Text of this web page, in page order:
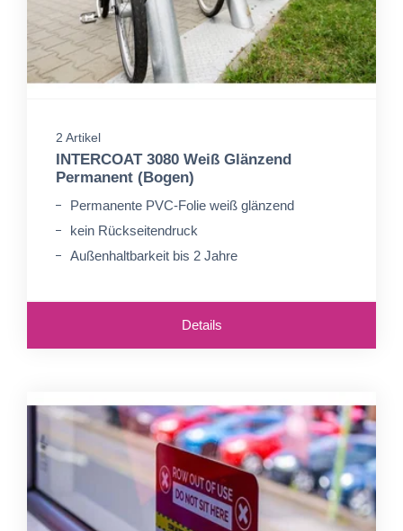
2 Artikel
INTERCOAT 3080 Weiß Glänzend
Permanent (Bogen)
Permanente PVC-Folie weiß glänzend
kein Rückseitendruck
Außenhaltbarkeit bis 2 Jahre
Details